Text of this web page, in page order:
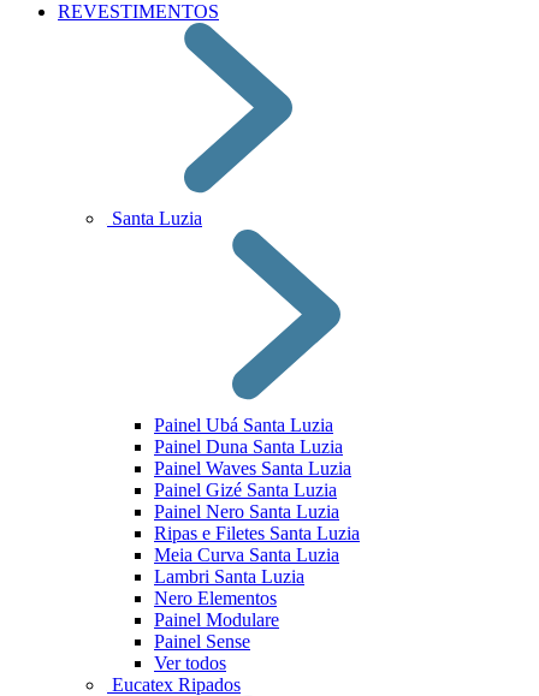
REVESTIMENTOS
Santa Luzia
Painel Ubá Santa Luzia
Painel Duna Santa Luzia
Painel Waves Santa Luzia
Painel Gizé Santa Luzia
Painel Nero Santa Luzia
Ripas e Filetes Santa Luzia
Meia Curva Santa Luzia
Lambri Santa Luzia
Nero Elementos
Painel Modulare
Painel Sense
Ver todos
Eucatex Ripados